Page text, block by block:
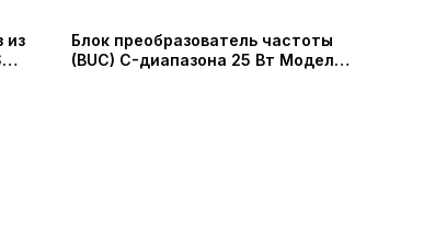
из
Блок преобразователь частоты
(BUC) C-диапазона 25 Вт Модель